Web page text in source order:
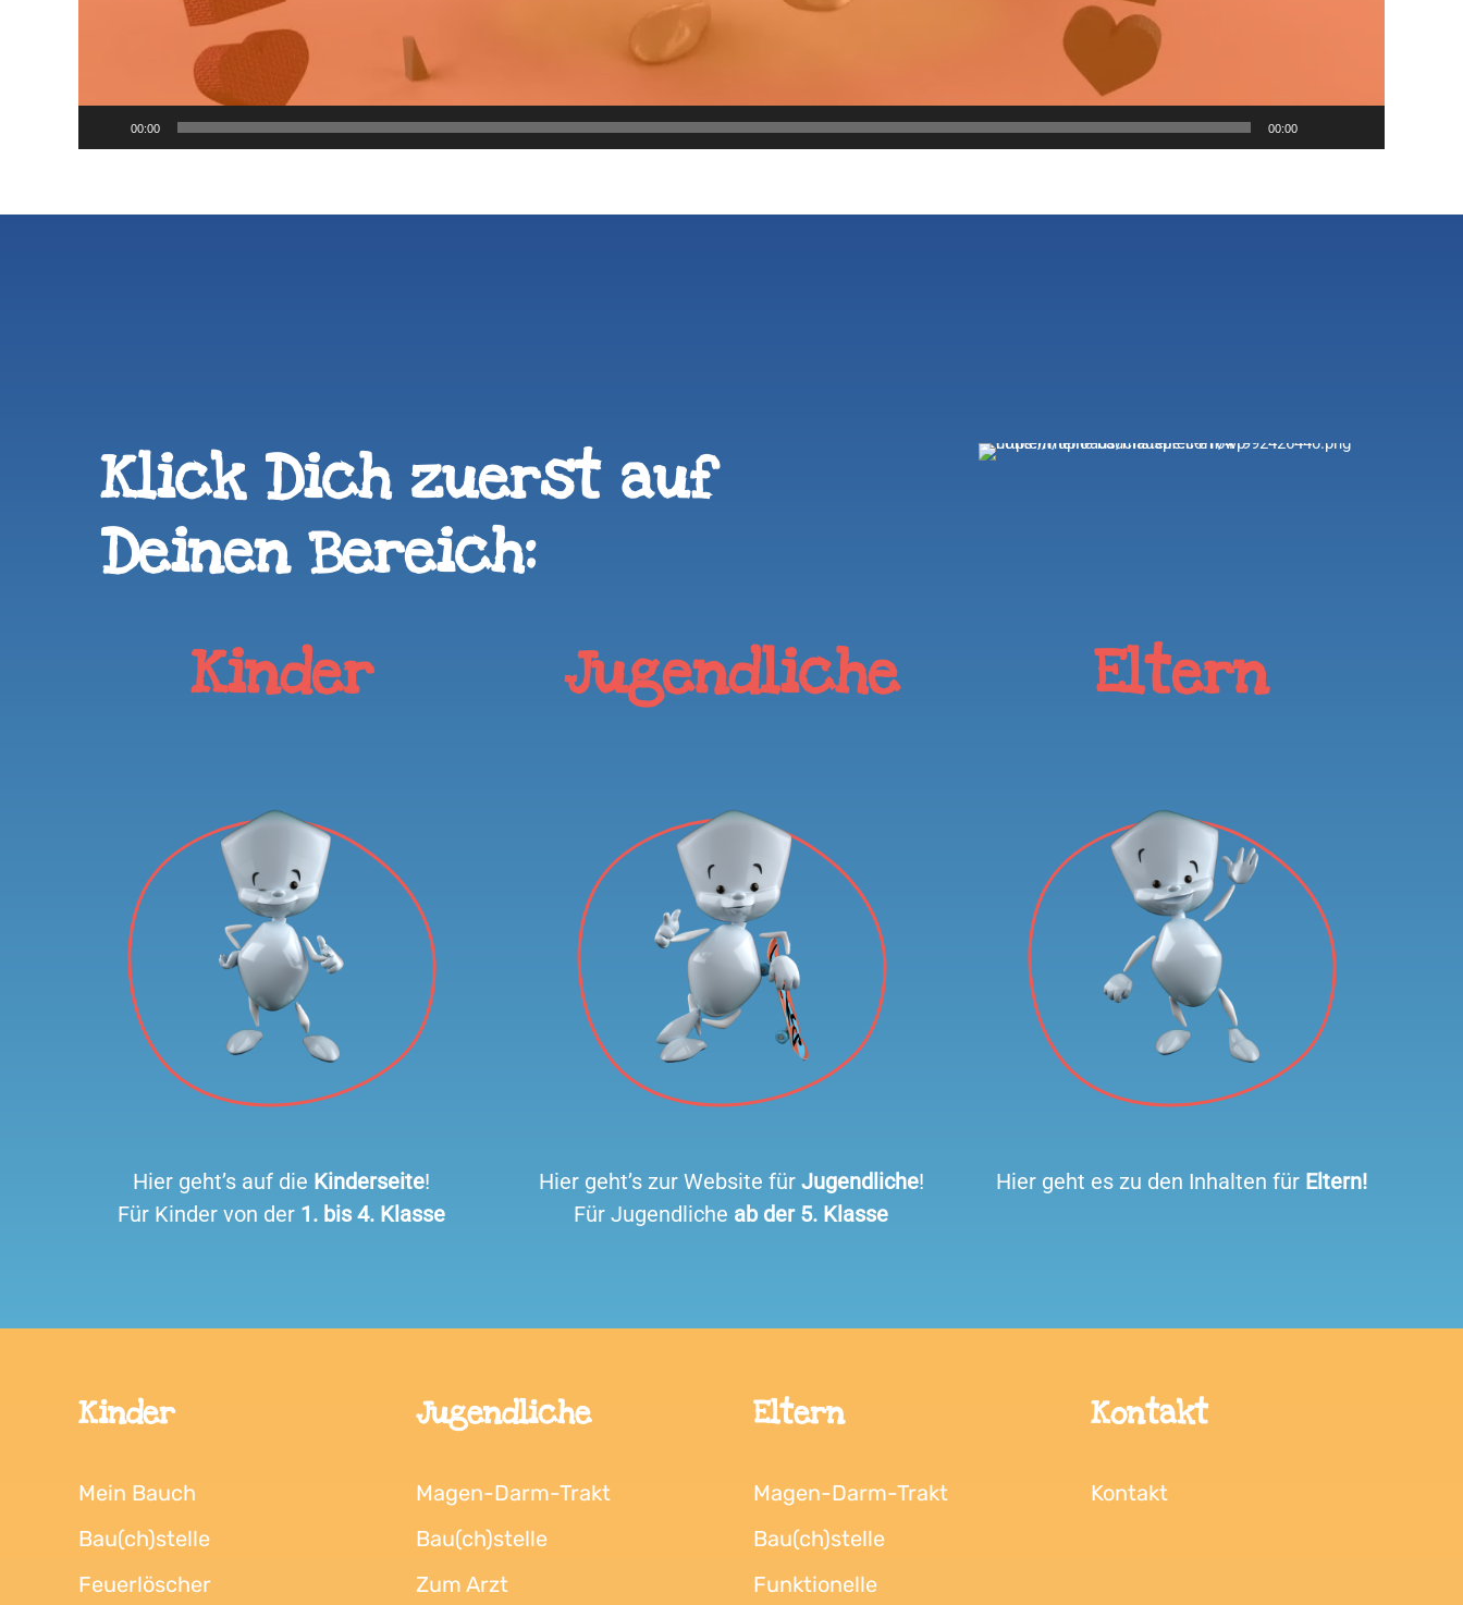
00:00 00:00
Klick Dich zuerst auf
Deinen Bereich:
Kinder
Hier geht’s auf die Kinderseite!
Für Kinder von der 1. bis 4. Klasse
Jugendliche
Hier geht’s zur Website für Jugendliche!
Für Jugendliche ab der 5. Klasse
Eltern
Hier geht es zu den Inhalten für Eltern!
Kinder
Mein Bauch
Bau(ch)stelle
Feuerlöscher
Jugendliche
Magen-Darm-Trakt
Bau(ch)stelle
Zum Arzt
Eltern
Magen-Darm-Trakt
Bau(ch)stelle
Funktionelle
Kontakt
Kontakt